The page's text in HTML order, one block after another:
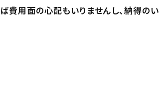
費用面の心配もいりませんし、納得のい